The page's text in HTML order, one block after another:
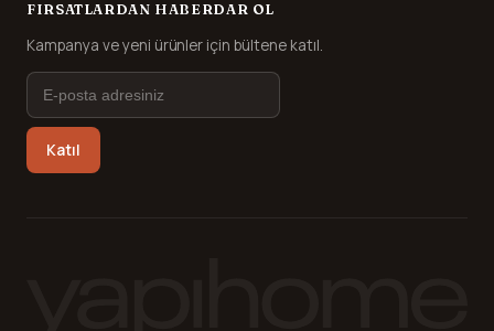
FIRSATLARDAN HABERDAR OL
Kampanya ve yeni ürünler için bültene katıl.
Katıl